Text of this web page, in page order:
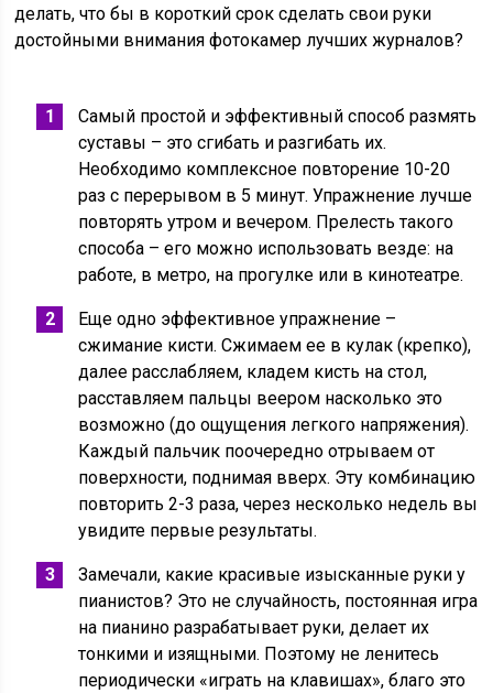
делать, что бы в короткий срок сделать свои руки
достойными внимания фотокамер лучших журналов?
Самый простой и эффективный способ размять
суставы – это сгибать и разгибать их.
Необходимо комплексное повторение 10-20
раз с перерывом в 5 минут. Упражнение лучше
повторять утром и вечером. Прелесть такого
способа – его можно использовать везде: на
работе, в метро, на прогулке или в кинотеатре.
Еще одно эффективное упражнение –
сжимание кисти. Сжимаем ее в кулак (крепко),
далее расслабляем, кладем кисть на стол,
расставляем пальцы веером насколько это
возможно (до ощущения легкого напряжения).
Каждый пальчик поочередно отрываем от
поверхности, поднимая вверх. Эту комбинацию
повторить 2-3 раза, через несколько недель вы
увидите первые результаты.
Замечали, какие красивые изысканные руки у
пианистов? Это не случайность, постоянная игра
на пианино разрабатывает руки, делает их
тонкими и изящными. Поэтому не ленитесь
периодически «играть на клавишах», благо это